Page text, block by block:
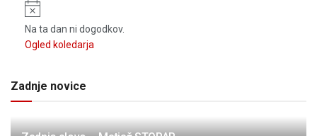
Notice
Na ta dan ni dogodkov.
Ogled koledarja
Zadnje novice